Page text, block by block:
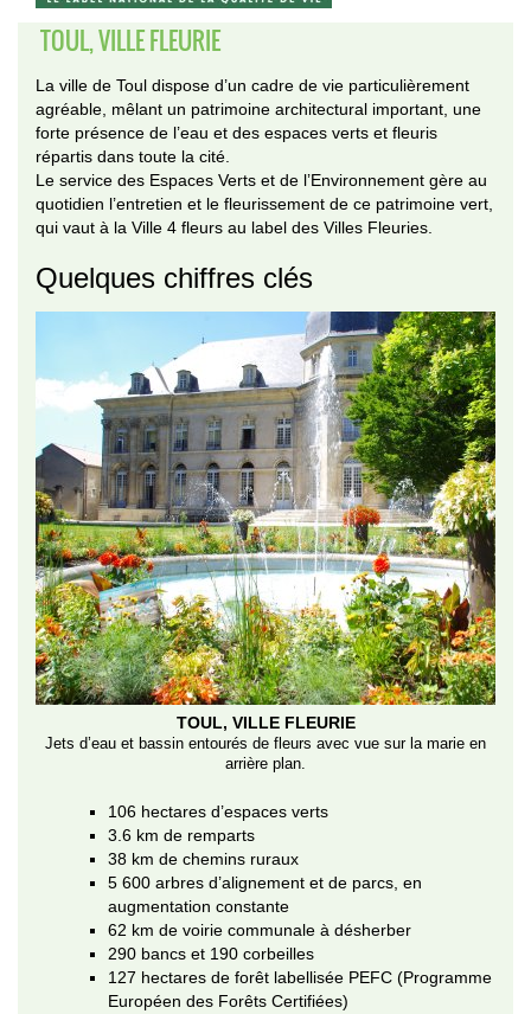
TOUL, VILLE FLEURIE
La ville de Toul dispose d’un cadre de vie particulièrement
agréable, mêlant un patrimoine architectural important, une
forte présence de l’eau et des espaces verts et fleuris
répartis dans toute la cité.
Le service des Espaces Verts et de l’Environnement gère au
quotidien l’entretien et le fleurissement de ce patrimoine vert,
qui vaut à la Ville 4 fleurs au label des Villes Fleuries.
Quelques chiffres clés
TOUL, VILLE FLEURIE
Jets d’eau et bassin entourés de fleurs avec vue sur la marie en
arrière plan.
106 hectares d’espaces verts
3.6 km de remparts
38 km de chemins ruraux
5 600 arbres d’alignement et de parcs, en
augmentation constante
62 km de voirie communale à désherber
290 bancs et 190 corbeilles
127 hectares de forêt labellisée PEFC (Programme
Européen des Forêts Certifiées)